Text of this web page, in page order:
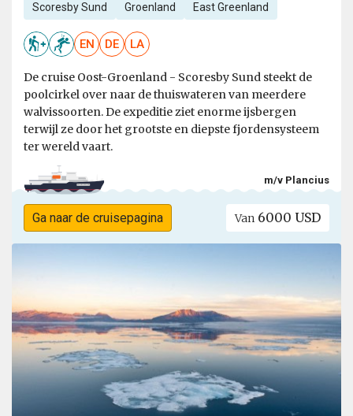
Scoresby Sund Groenland East Greenland
EN DE LA
De cruise Oost-Groenland - Scoresby Sund steekt de
poolcirkel over naar de thuiswateren van meerdere
walvissoorten. De expeditie ziet enorme ijsbergen
terwijl ze door het grootste en diepste fjordensysteem
ter wereld vaart.
m/v Plancius
Ga naar de cruisepagina Van 6000 USD